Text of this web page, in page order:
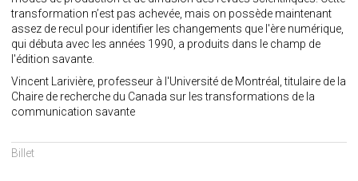
transformation n’est pas achevée, mais on possède maintenant
assez de recul pour identifier les changements que l'ère numérique,
qui débuta avec les années 1990, a produits dans le champ de
l'édition savante.
Vincent Larivière, professeur à l'Université de Montréal, titulaire de la
Chaire de recherche du Canada sur les transformations de la
communication savante
Billet